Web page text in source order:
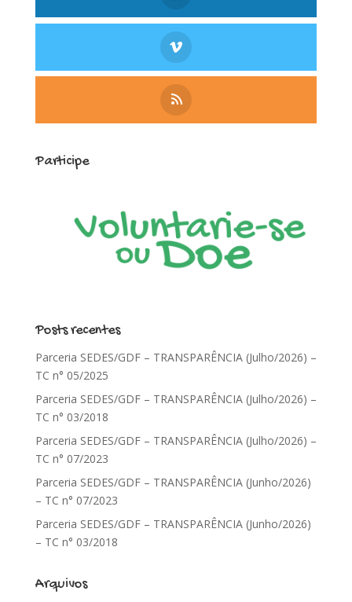
Participe
Posts recentes
Parceria SEDES/GDF – TRANSPARÊNCIA (Julho/2026) –
TC n° 05/2025
Parceria SEDES/GDF – TRANSPARÊNCIA (Julho/2026) –
TC n° 03/2018
Parceria SEDES/GDF – TRANSPARÊNCIA (Julho/2026) –
TC n° 07/2023
Parceria SEDES/GDF – TRANSPARÊNCIA (Junho/2026)
– TC n° 07/2023
Parceria SEDES/GDF – TRANSPARÊNCIA (Junho/2026)
– TC n° 03/2018
Arquivos